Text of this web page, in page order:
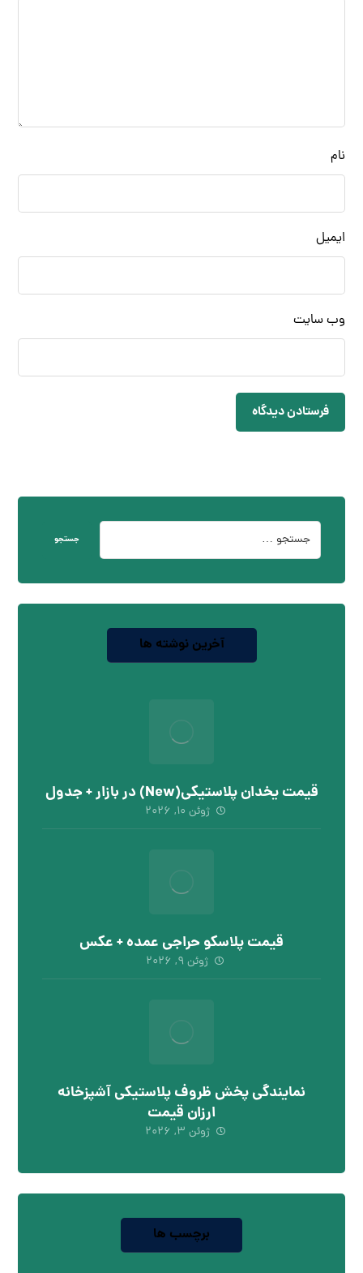
نام
ایمیل
وب‌ سایت
فرستادن دیدگاه
جستجو
آخرین نوشته ها
قیمت یخدان پلاستیکی(New) در بازار + جدول
ژوئن ۱۰, ۲۰۲۶
قیمت پلاسکو حراجی عمده + عکس
ژوئن ۹, ۲۰۲۶
نمایندگی پخش ظروف پلاستیکی آشپزخانه
ارزان قیمت
ژوئن ۳, ۲۰۲۶
برچسب ها